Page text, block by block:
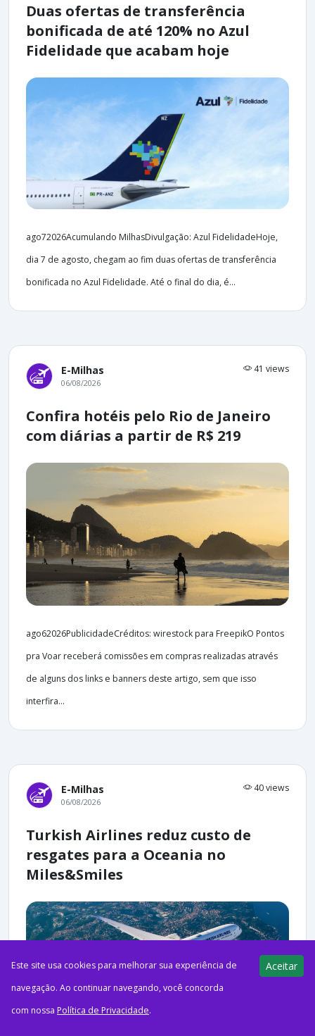
Duas ofertas de transferência
bonificada de até 120% no Azul
Fidelidade que acabam hoje
ago72026Acumulando MilhasDivulgação: Azul FidelidadeHoje,
dia 7 de agosto, chegam ao fim duas ofertas de transferência
bonificada no Azul Fidelidade. Até o final do dia, é...
E-Milhas 41 views
06/08/2026
Confira hotéis pelo Rio de Janeiro
com diárias a partir de R$ 219
ago62026PublicidadeCréditos: wirestock para FreepikO Pontos
pra Voar receberá comissões em compras realizadas através
de alguns dos links e banners deste artigo, sem que isso
interfira...
E-Milhas 40 views
06/08/2026
Turkish Airlines reduz custo de
resgates para a Oceania no
Miles&Smiles
Este site usa cookies para melhorar sua experiência de
navegação. Ao continuar navegando, você concorda
com nossa Política de Privacidade.
Aceitar